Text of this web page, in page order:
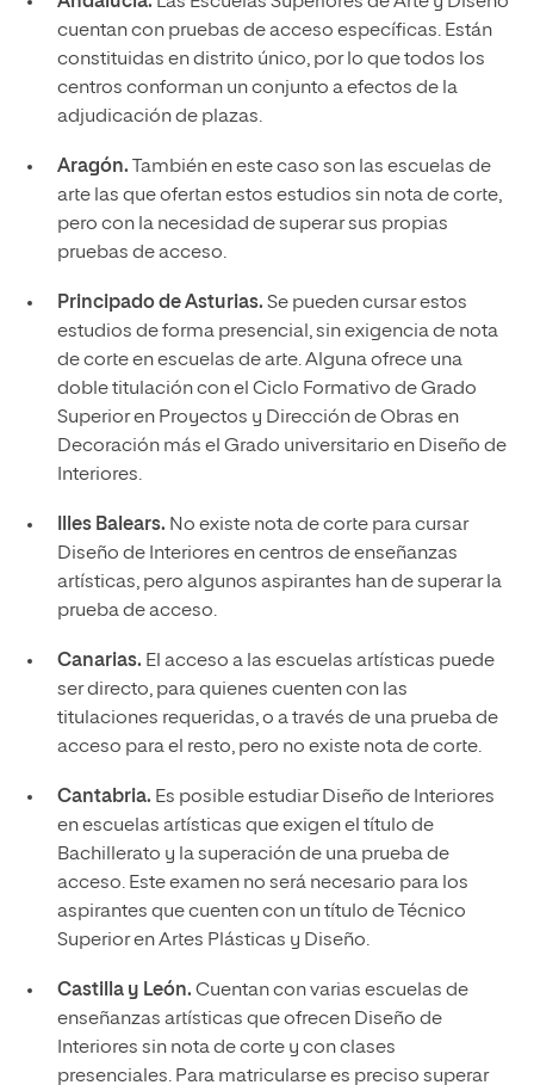
cuentan con pruebas de acceso específicas. Están
constituidas en distrito único, por lo que todos los
centros conforman un conjunto a efectos de la
adjudicación de plazas.
Aragón. También en este caso son las escuelas de
arte las que ofertan estos estudios sin nota de corte,
pero con la necesidad de superar sus propias
pruebas de acceso.
Principado de Asturias. Se pueden cursar estos
estudios de forma presencial, sin exigencia de nota
de corte en escuelas de arte. Alguna ofrece una
doble titulación con el Ciclo Formativo de Grado
Superior en Proyectos y Dirección de Obras en
Decoración más el Grado universitario en Diseño de
Interiores.
Illes Balears. No existe nota de corte para cursar
Diseño de Interiores en centros de enseñanzas
artísticas, pero algunos aspirantes han de superar la
prueba de acceso.
Canarias. El acceso a las escuelas artísticas puede
ser directo, para quienes cuenten con las
titulaciones requeridas, o a través de una prueba de
acceso para el resto, pero no existe nota de corte.
Cantabria. Es posible estudiar Diseño de Interiores
en escuelas artísticas que exigen el título de
Bachillerato y la superación de una prueba de
acceso. Este examen no será necesario para los
aspirantes que cuenten con un título de Técnico
Superior en Artes Plásticas y Diseño.
Castilla y León. Cuentan con varias escuelas de
enseñanzas artísticas que ofrecen Diseño de
Interiores sin nota de corte y con clases
presenciales. Para matricularse es preciso superar